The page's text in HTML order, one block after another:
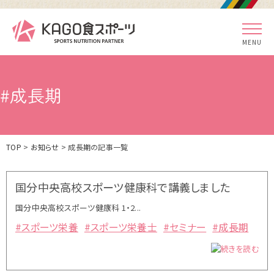
MENU
#成長期
TOP > お知らせ > 成長期の記事一覧
国分中央高校スポーツ健康科で講義しました
国分中央高校スポーツ健康科 1・2...
#スポーツ栄養 #スポーツ栄養士 #セミナー #成長期